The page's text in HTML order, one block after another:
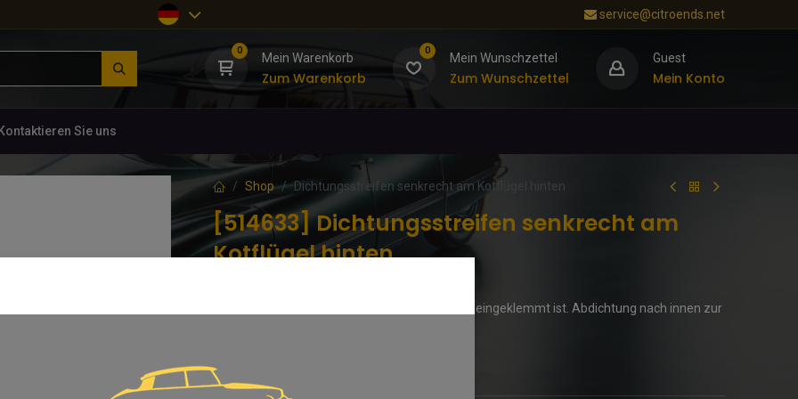
service@citroends.net
0
Mein Warenkorb
Zum Warenkorb
0
Mein Wunschzettel
Zum Wunschzettel
Guest
Mein Konto
Sie uns
Shop Dichtungsstreifen senkrecht am Kotflügel hinten
[514633] Dichtungsstreifen senkrecht am
Kotflügel hinten
Dichtung mit Streifen-Dessin, der am Kotflügel eingeklemmt ist. Abdichtung nach innen zur
8,33